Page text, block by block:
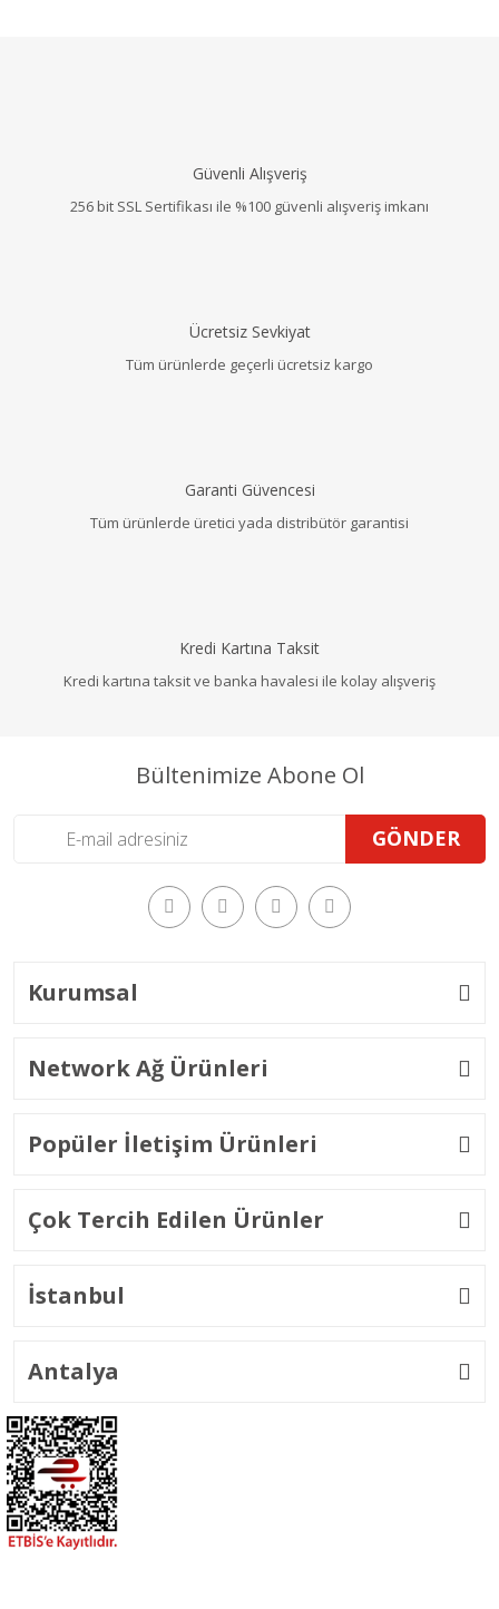
Güvenli Alışveriş
256 bit SSL Sertifikası ile %100 güvenli alışveriş imkanı
Ücretsiz Sevkiyat
Tüm ürünlerde geçerli ücretsiz kargo
Garanti Güvencesi
Tüm ürünlerde üretici yada distribütör garantisi
Kredi Kartına Taksit
Kredi kartına taksit ve banka havalesi ile kolay alışveriş
Bültenimize Abone Ol
GÖNDER
Kurumsal
Network Ağ Ürünleri
Popüler İletişim Ürünleri
Çok Tercih Edilen Ürünler
İstanbul
Antalya